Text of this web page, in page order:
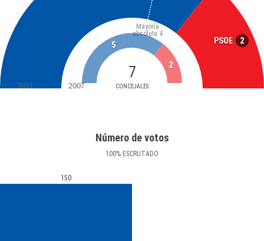
PSOE 2
7
CONCEJALES
Mayoría
absoluta 4
5
2
2011 2007
Número de votos
100% ESCRUTADO
150